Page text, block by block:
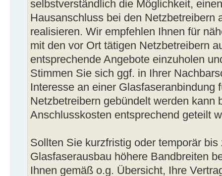
selbstverständlich die Möglichkeit,
Hausanschluss bei den Netzbetreibern
realisieren. Wir empfehlen Ihnen für
mit den vor Ort tätigen Netzbetreibern
entsprechende Angebote einzuholen
Stimmen Sie sich ggf. in Ihrer
Interesse an einer Glasfaseranbindung
Netzbetreibern gebündelt werden kann
Anschlusskosten entsprechend geteilt
Sollten Sie kurzfristig oder temporär
Glasfaserausbau höhere Bandbreiten
Ihnen gemäß o.g. Übersicht, Ihre